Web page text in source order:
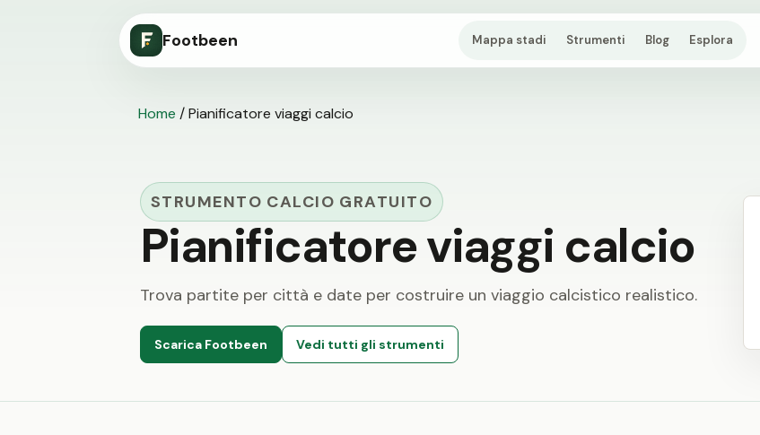
Footbeen Mappa stadi Strumenti Blog Esplora
Home /Pianificatore viaggi calcio
STRUMENTO CALCIO GRATUITO
Pianificatore viaggi calcio
Trova partite per città e date per costruire un viaggio calcistico realistico.
Scarica Footbeen Vedi tutti gli strumenti